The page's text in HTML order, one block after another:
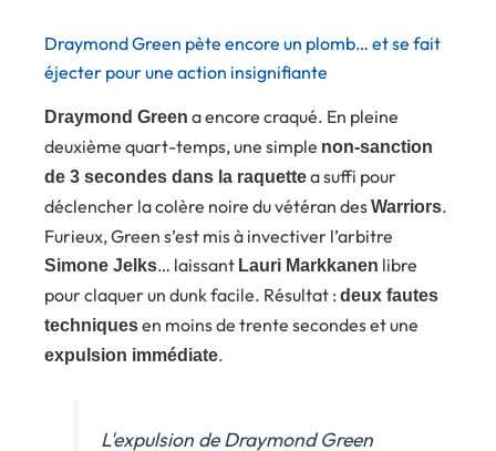
Draymond Green pète encore un plomb… et se fait
éjecter pour une action insignifiante
Draymond Green a encore craqué. En pleine
deuxième quart-temps, une simple non-sanction
de 3 secondes dans la raquettea suffi pour
déclencher la colère noire du vétéran desWarriors.
Furieux, Green s’est mis à invectiver l’arbitre
Simone Jelks… laissant Lauri Markkanen libre
pour claquer un dunk facile. Résultat : deux fautes
techniquesen moins de trente secondes et une
expulsion immédiate.
L'expulsion de Draymond Green